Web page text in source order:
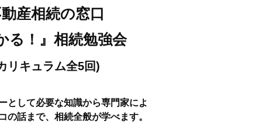
産相続の窓口
る！』相続勉強会
リキュラム全5回)
として必要な知識から専門家によ
の話まで、相続全般が学べます。